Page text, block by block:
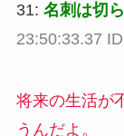
31: 名刺は切
23:50:33.37
将来の生活が
うんだよ。